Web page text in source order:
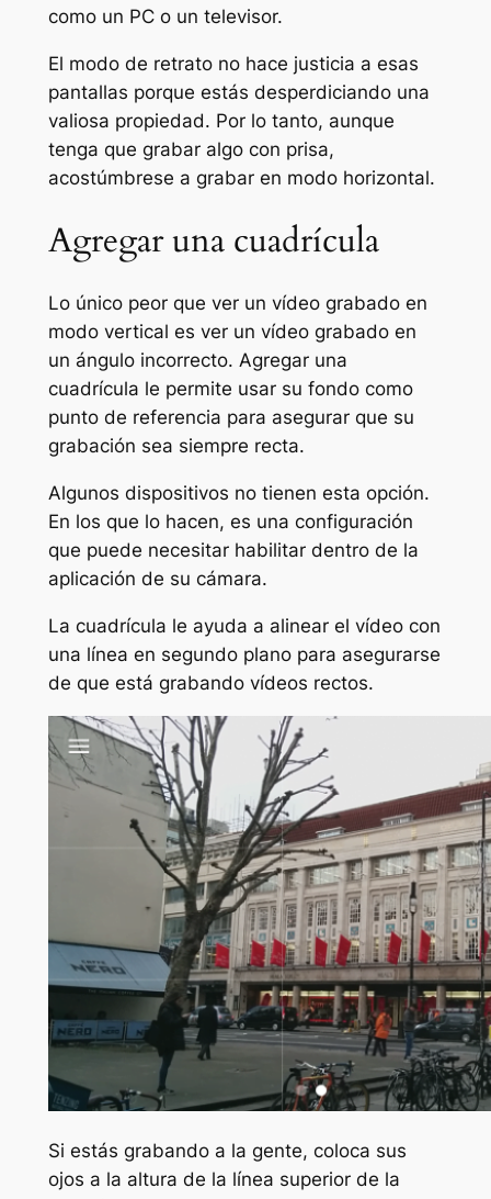
como un PC o un televisor.
El modo de retrato no hace justicia a esas
pantallas porque estás desperdiciando una
valiosa propiedad. Por lo tanto, aunque
tenga que grabar algo con prisa,
acostúmbrese a grabar en modo horizontal.
Agregar una cuadrícula
Lo único peor que ver un vídeo grabado en
modo vertical es ver un vídeo grabado en
un ángulo incorrecto. Agregar una
cuadrícula le permite usar su fondo como
punto de referencia para asegurar que su
grabación sea siempre recta.
Algunos dispositivos no tienen esta opción.
En los que lo hacen, es una configuración
que puede necesitar habilitar dentro de la
aplicación de su cámara.
La cuadrícula le ayuda a alinear el vídeo con
una línea en segundo plano para asegurarse
de que está grabando vídeos rectos.
Si estás grabando a la gente, coloca sus
ojos a la altura de la línea superior de la